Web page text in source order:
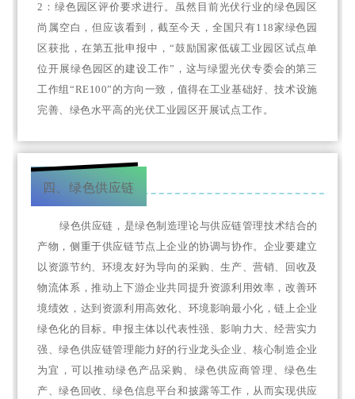
2：绿色园区评价要求进行。虽然目前光伏行业的绿色园区
尚属空白，但应该看到，截至今天，全国只有118家绿色园
区获批，在第五批申报中，“鼓励国家低碳工业园区试点单
位开展绿色园区的建设工作”，这与绿盟光伏专委会的第三
工作组“RE100”的方向一致，值得在工业基础好、技术设施
完善、绿色水平高的光伏工业园区开展试点工作。
四、绿色供应链
绿色供应链，是绿色制造理论与供应链管理技术结合的
产物，侧重于供应链节点上企业的协调与协作。企业要建立
以资源节约、环境友好为导向的采购、生产、营销、回收及
物流体系，推动上下游企业共同提升资源利用效率，改善环
境绩效，达到资源利用高效化、环境影响最小化，链上企业
绿色化的目标。申报主体以代表性强、影响力大、经营实力
强、绿色供应链管理能力好的行业龙头企业、核心制造企业
为宜，可以推动绿色产品采购、绿色供应商管理、绿色生
产、绿色回收、绿色信息平台和披露等工作，从而实现供应